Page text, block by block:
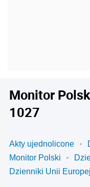
Monitor
1027
Akty ujednolicone
Monitor Polski
Dzienniki Unii